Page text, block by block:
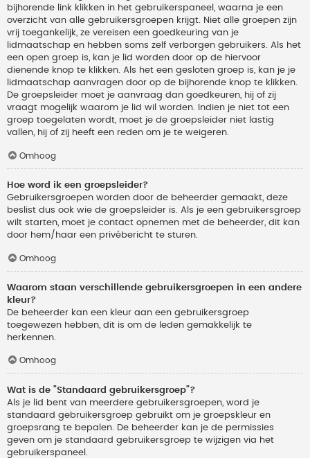
bijhorende link klikken in het gebruikerspaneel, waarna je een
overzicht van alle gebruikersgroepen krijgt. Niet alle groepen zijn
vrij toegankelijk, ze vereisen een goedkeuring van je
lidmaatschap en hebben soms zelf verborgen gebruikers. Als het
een open groep is, kan je lid worden door op de hiervoor
dienende knop te klikken. Als het een gesloten groep is, kan je je
lidmaatschap aanvragen door op de bijhorende knop te klikken.
De groepsleider moet je aanvraag dan goedkeuren, hij of zij
vraagt mogelijk waarom je lid wil worden. Indien je niet tot een
groep toegelaten wordt, moet je de groepsleider niet lastig
vallen, hij of zij heeft een reden om je te weigeren.
Omhoog
Hoe word ik een groepsleider?
Gebruikersgroepen worden door de beheerder gemaakt, deze
beslist dus ook wie de groepsleider is. Als je een gebruikersgroep
wilt starten, moet je contact opnemen met de beheerder, dit kan
door hem/haar een privébericht te sturen.
Omhoog
Waarom staan verschillende gebruikersgroepen in een andere
kleur?
De beheerder kan een kleur aan een gebruikersgroep
toegewezen hebben, dit is om de leden gemakkelijk te
herkennen.
Omhoog
Wat is de "Standaard gebruikersgroep"?
Als je lid bent van meerdere gebruikersgroepen, word je
standaard gebruikersgroep gebruikt om je groepskleur en
groepsrang te bepalen. De beheerder kan je de permissies
geven om je standaard gebruikersgroep te wijzigen via het
gebruikerspaneel.